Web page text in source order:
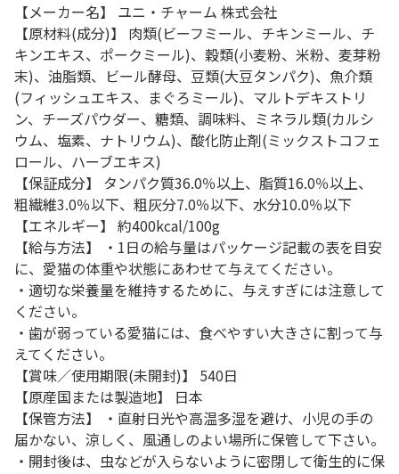
【メーカー名】 ユニ・チャーム 株式会社
【原材料(成分)】 肉類(ビーフミール、チキンミール、チ
キンエキス、ポークミール)、穀類(小麦粉、米粉、麦芽粉
末)、油脂類、ビール酵母、豆類(大豆タンパク)、魚介類
(フィッシュエキス、まぐろミール)、マルトデキストリ
ン、チーズパウダー、糖類、調味料、ミネラル類(カルシ
ウム、塩素、ナトリウム)、酸化防止剤(ミックストコフェ
ロール、ハーブエキス)
【保証成分】 タンパク質36.0％以上、脂質16.0％以上、
粗繊維3.0％以下、粗灰分7.0％以下、水分10.0％以下
【エネルギー】 約400kcal/100g
【給与方法】 ・1日の給与量はパッケージ記載の表を目安
に、愛猫の体重や状態にあわせて与えてください。
・適切な栄養量を維持するために、与えすぎには注意して
ください。
・歯が弱っている愛猫には、食べやすい大きさに割って与
えてください。
【賞味／使用期限(未開封)】 540日
【原産国または製造地】 日本
【保管方法】 ・直射日光や高温多湿を避け、小児の手の
届かない、涼しく、風通しのよい場所に保管して下さい。
・開封後は、虫などが入らないように密閉して衛生的に保